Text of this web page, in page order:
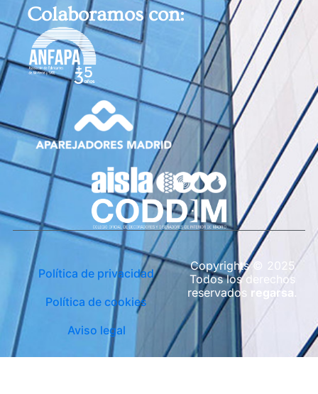
Colaboramos con:
Política de privacidad
Política de cookies
Aviso legal
Copyrights © 2025
Todos los derechos
reservados regarsa .